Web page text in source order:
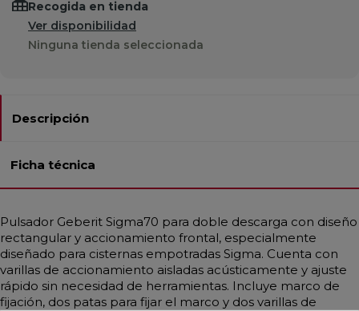
Recogida en tienda
Ver disponibilidad
Ninguna tienda seleccionada
Descripción
Ficha técnica
Pulsador Geberit Sigma70 para doble descarga con diseño
rectangular y accionamiento frontal, especialmente
diseñado para cisternas empotradas Sigma. Cuenta con
varillas de accionamiento aisladas acústicamente y ajuste
rápido sin necesidad de herramientas. Incluye marco de
fijación, dos patas para fijar el marco y dos varillas de